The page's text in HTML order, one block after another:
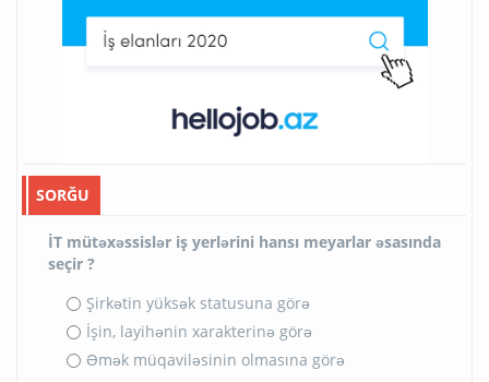
SORĞU
İT mütəxəssislər iş yerlərini hansı meyarlar əsasında
seçir ?
Şirkətin yüksək statusuna görə
İşin, layihənin xarakterinə görə
Əmək müqaviləsinin olmasına görə